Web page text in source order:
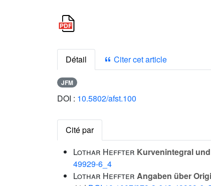
Détail Citer cet article
JFM
DOI : 10.5802/afst.100
Cité par
Lothar Heffter Kurvenintegral
49929-6_4
Lothar Heffter Angaben über